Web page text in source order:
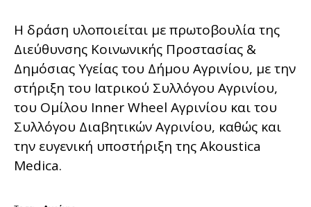
Η δράση υλοποιείται με πρωτοβουλία της
Διεύθυνσης Κοινωνικής Προστασίας &
Δημόσιας Υγείας του Δήμου Αγρινίου, με την
στήριξη του Ιατρικού Συλλόγου Αγρινίου,
του Ομίλου Inner Wheel Αγρινίου και του
Συλλόγου Διαβητικών Αγρινίου, καθώς και
την ευγενική υποστήριξη της Akoustica
Medica.